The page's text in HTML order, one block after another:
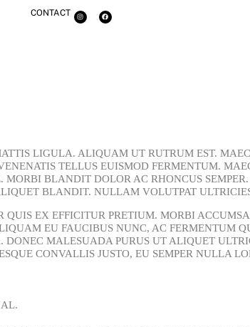
CONTACT
LIGULA. ALIQUAM UT RUTRUM EST.
TELLUS EUISMOD FERMENTUM.
BLANDIT DOLOR AC RHONCUS
BLANDIT. NULLAM VOLUTPAT
EX EFFICITUR PRETIUM. MORBI
EU FAUCIBUS NUNC, AC FERMENTUM
MALESUADA PURUS UT ALIQUET
CONVALLIS JUSTO, EU SEMPER NULLA